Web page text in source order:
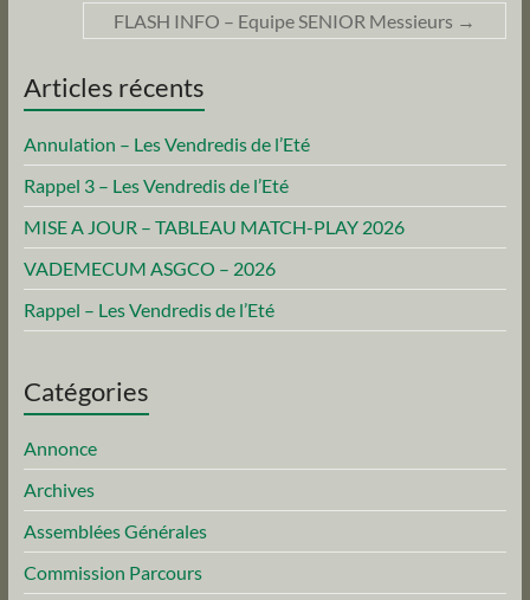
FLASH INFO – Equipe SENIOR Messieurs →
Articles récents
Annulation – Les Vendredis de l’Eté
Rappel 3 – Les Vendredis de l’Eté
MISE A JOUR – TABLEAU MATCH-PLAY 2026
VADEMECUM ASGCO – 2026
Rappel – Les Vendredis de l’Eté
Catégories
Annonce
Archives
Assemblées Générales
Commission Parcours